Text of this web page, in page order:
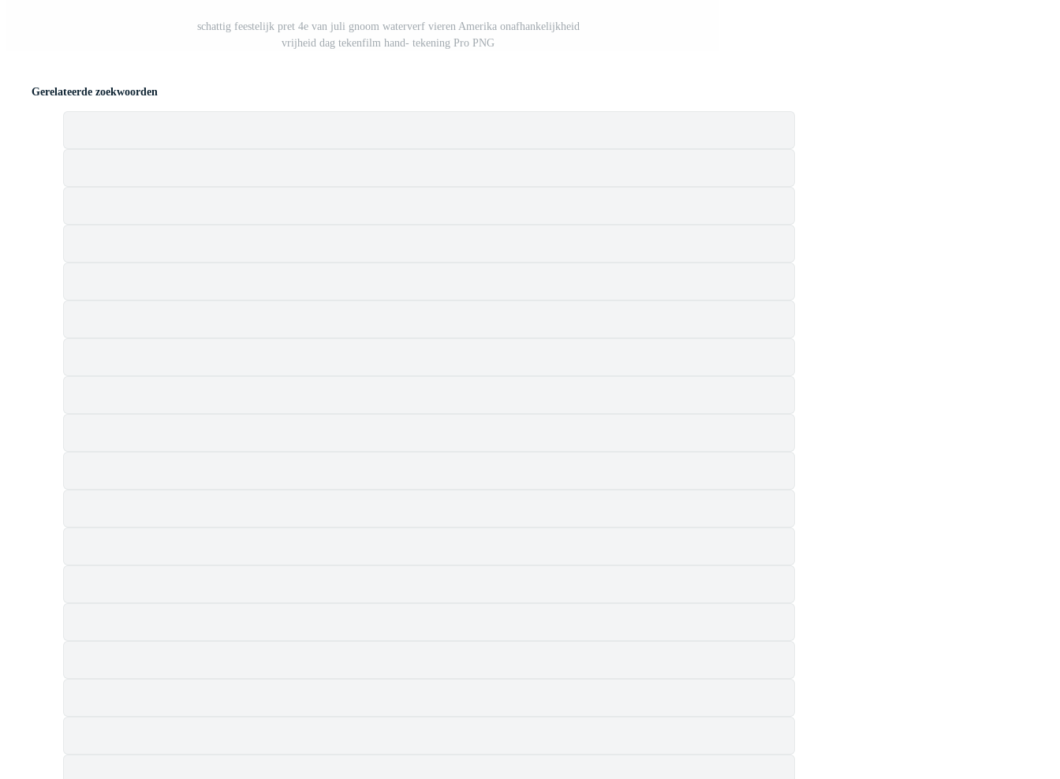
schattig feestelijk pret 4e van juli gnoom waterverf vieren Amerika onafhankelijkheid
vrijheid dag tekenfilm hand- tekening Pro PNG
Gerelateerde zoekwoorden